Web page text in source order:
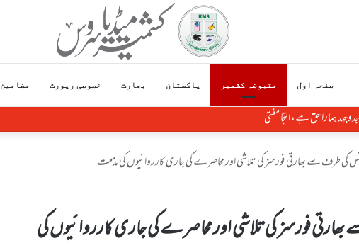
صفحہ اول مقبوضہ کشمیر پاکستان بھارت خصوصی رپورٹ مضامین
کی طرف سے بھارتی فورسز کی تلاشی اور محاصرے کی جاری کارروائیوں کی مذمت
فورسز کی تلاشی اور محاصرے کی جاری کارروائیوں کی